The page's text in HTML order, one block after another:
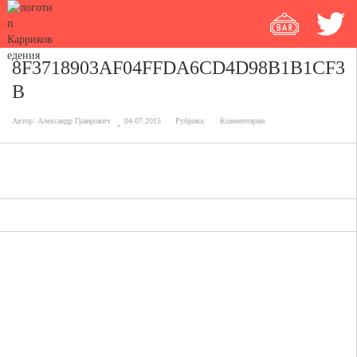
8F3718903AF04FFDA6CD4D98B1B1CF3
B
Автор: Александр Граирович 04.07.2015 Рубрика: Комментарии